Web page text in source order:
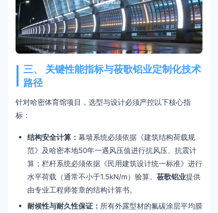
三、 关键性能指标与莜歌铝业定制化技术
路径
针对哈密体育馆项目，选型与设计必须严控以下核心指
标：
结构安全计算： 幕墙系统必须依据《建筑结构荷载规
范》及哈密本地50年一遇风压值进行抗风压、抗震计
算；栏杆系统必须依据《民用建筑设计统一标准》进行
水平荷载（通常不小于1.5kN/m）验算。 莜歌铝业提供
由专业工程师签章的结构计算书。
耐候性与耐久性保证： 所有外露型材的氟碳涂层平均膜